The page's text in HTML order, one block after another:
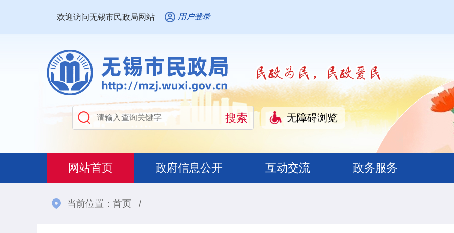
欢迎访问无锡市民政局网站 用户登录
无障碍浏览
网站首页 政府信息公开 互动交流 政务服务
当前位置： 首页 /